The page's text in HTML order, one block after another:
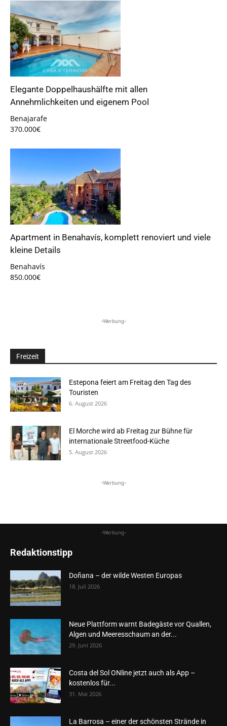
Elegante Doppelhaushälfte mit allen
Annehmlichkeiten und eigenem Pool
Benajarafe
370.000€
Apartment in Benahavís, komplett renoviert und viele
kleine Details
Benahavís
850.000€
-Werbung-
Freizeit
Estepona feiert am Freitag den Tag des
Touristen
6. August 2026
El Morche wird ab Freitag zur Bühne für
internationale Streetfood-Küche
5. August 2026
-Werbung-
-Werbung-
Redaktionstipp
Doñana – der wilde Westen Europas
18. Juli 2026
Neue Plattform warnt Badegäste vor Quallen,
Algen und Meeresschaum an der...
29. Juni 2026
Costa del Sol ONline jetzt auch als App –
kostenlos für...
31. Mai 2026
La Barrosa – einer der schönsten Strände in